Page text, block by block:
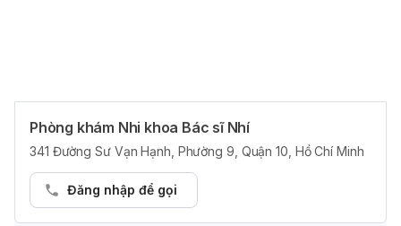
Phòng khám Nhi khoa Bác sĩ Nhí
341 Đường Sư Vạn Hạnh, Phường 9, Quận 10, Hồ Chí Minh
Đăng nhập để gọi
Quảng cáo